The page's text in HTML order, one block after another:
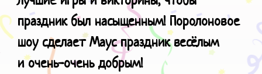
праздник был насыщенным! Поролоновое
шоу сделает Маус праздник весёлым
иочень-очень добрым!